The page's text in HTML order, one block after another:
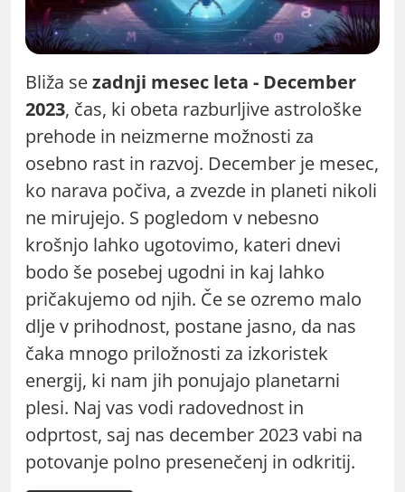
Bliža sezadnji mesec leta - December
2023, čas, ki obeta razburljive astrološke
prehode in neizmerne možnosti za
osebno rast in razvoj. December je mesec,
ko narava počiva, a zvezde in planeti nikoli
ne mirujejo. S pogledom v nebesno
krošnjo lahko ugotovimo, kateri dnevi
bodo še posebej ugodni in kaj lahko
pričakujemo od njih. Če se ozremo malo
dlje v prihodnost, postane jasno, da nas
čaka mnogo priložnosti za izkoristek
energij, ki nam jih ponujajo planetarni
plesi. Naj vas vodi radovednost in
odprtost, saj nas december 2023 vabi na
potovanje polno presenečenj in odkritij.